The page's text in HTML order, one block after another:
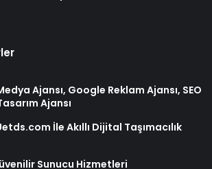
Ajansı, Google Reklam Ajansı, SEO
Ajansı
İle Akıllı Dijital Taşımacılık
Sunucu Hizmetleri